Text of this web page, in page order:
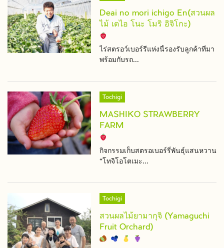
Deai no mori ichigo En(สวนผล
ไม้ เดไอ โนะ โมริ อิจิโกะ)
ไร่สตรอว์เบอร์รีแห่งนี้รองรับลูกค้าที่มา
พร้อมกับรถ...
Tochigi
MASHIKO STRAWBERRY
FARM
กิจกรรมเก็บสตรอเบอร์รี่พันธุ์แสนหวาน
“โทจิโอโตเมะ...
Tochigi
สวนผลไม้ยามากุจิ (Yamaguchi
Fruit Orchard)